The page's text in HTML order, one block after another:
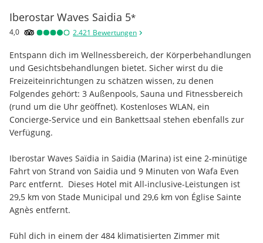
Iberostar Waves Saidia 5*
4,0 2.421 Bewertungen
Entspann dich im Wellnessbereich, der Körperbehandlungen
und Gesichtsbehandlungen bietet. Sicher wirst du die
Freizeiteinrichtungen zu schätzen wissen, zu denen
Folgendes gehört: 3 Außenpools, Sauna und Fitnessbereich
(rund um die Uhr geöffnet). Kostenloses WLAN, ein
Concierge-Service und ein Bankettsaal stehen ebenfalls zur
Verfügung.
Iberostar Waves Saïdia in Saidia (Marina) ist eine 2-minütige
Fahrt von Strand von Saidia und 9 Minuten von Wafa Even
Parc entfernt.  Dieses Hotel mit All-inclusive-Leistungen ist
29,5 km von Stade Municipal und 29,6 km von Église Sainte
Agnès entfernt.
Fühl dich in einem der 484 klimatisierten Zimmer mit